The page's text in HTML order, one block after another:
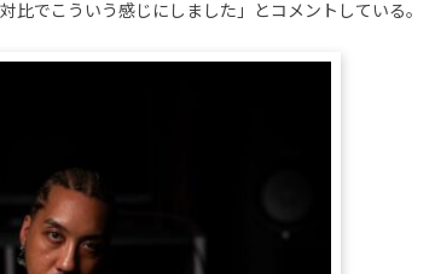
比でこういう感じにしました」とコメントしている。